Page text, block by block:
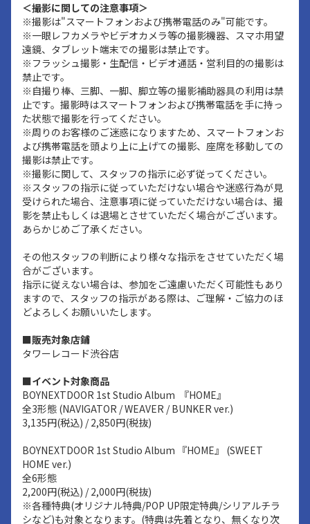
＜撮影に関しての注意事項＞
※撮影は"スマートフォンおよび携帯電話のみ"可能です。
※一眼レフカメラやビデオカメラ等の撮影機器、スマホ用望
遠鏡、タブレット端末での撮影は禁止です。
※フラッシュ撮影・生配信・ビデオ通話・営利目的の撮影は
禁止です。
※自撮り棒、三脚、一脚、脚立等の撮影補助器具の利用は禁
止です。撮影時はスマートフォンおよび携帯電話を手に持っ
た状態で撮影を行ってください。
※周りのお客様のご迷惑になりますため、スマートフォンお
よび携帯電話を頭より上に上げての撮影、座席を移動しての
撮影は禁止です。
※撮影に関して、スタッフの指示に必ず従ってください。
※スタッフの指示に従っていただけない場合や迷惑行為が見
受けられた場合、注意事項に従っていただけない場合は、撮
影を禁止もしくは退場とさせていただく場合がございます。
あらかじめご了承ください。
その他スタッフの判断により様々な指示をさせていただく場
合がございます。
指示に従えない場合は、参加をご遠慮いただく可能性もあり
ますので、スタッフの指示がある際は、ご理解・ご協力のほ
どよろしくお願いいたします。
■販売対象店鋪
タワーレコード渋谷店
■イベント対象商品
BOYNEXTDOOR 1st Studio Album 『HOME』
全3形態 (NAVIGATOR / WEAVER / BUNKER ver.)
3,135円(税込) / 2,850円(税抜)
BOYNEXTDOOR 1st Studio Album 『HOME』 (SWEET
HOME ver.)
全6形態
2,200円(税込) / 2,000円(税抜)
※各種特典(オリジナル特典/POP UP限定特典/シリアルチラ
シなど)も対象となります。(特典は先着となり、無くなり次